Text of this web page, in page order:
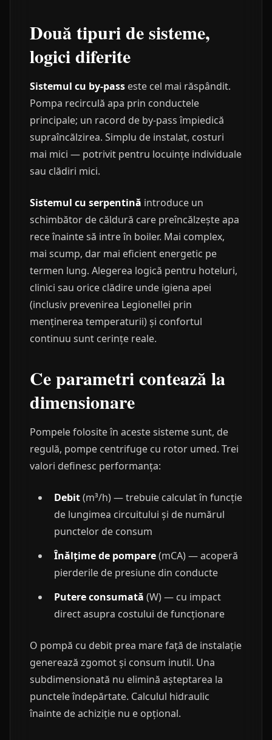
Două tipuri de sisteme,
logici diferite
Sistemul cu by-pass este cel mai răspândit.
Pompa recirculă apa prin conductele
principale; un racord de by-pass împiedică
supraîncălzirea. Simplu de instalat, costuri
mai mici — potrivit pentru locuințe individuale
sau clădiri mici.
Sistemul cu serpentină introduce un
schimbător de căldură care preîncălzește apa
rece înainte să intre în boiler. Mai complex,
mai scump, dar mai eficient energetic pe
termen lung. Alegerea logică pentru hoteluri,
clinici sau orice clădire unde igiena apei
(inclusiv prevenirea Legionellei prin
menținerea temperaturii) și confortul
continuu sunt cerințe reale.
Ce parametri contează la
dimensionare
Pompele folosite în aceste sisteme sunt, de
regulă, pompe centrifuge cu rotor umed. Trei
valori definesc performanța:
Debit(m³/h) — trebuie calculat în funcție
de lungimea circuitului și de numărul
punctelor de consum
Înălțime de pompare(mCA) — acoperă
pierderile de presiune din conducte
Putere consumată (W) — cu impact
direct asupra costului de funcționare
O pompă cu debit prea mare față de instalație
generează zgomot și consum inutil. Una
subdimensionată nu elimină așteptarea la
punctele îndepărtate. Calculul hidraulic
înainte de achiziție nu e opțional.